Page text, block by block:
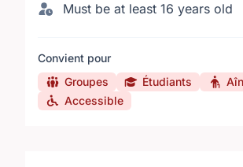
Must be at least 16 years old
Convient pour
Groupes
Étudiants
Accessible